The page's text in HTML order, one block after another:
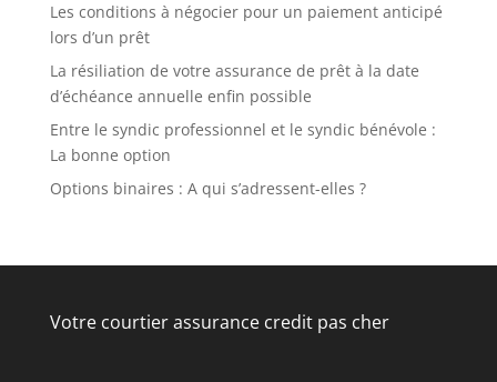
Les conditions à négocier pour un paiement anticipé
lors d’un prêt
La résiliation de votre assurance de prêt à la date
d’échéance annuelle enfin possible
Entre le syndic professionnel et le syndic bénévole :
La bonne option
Options binaires : A qui s’adressent-elles ?
Votre courtier assurance credit pas cher